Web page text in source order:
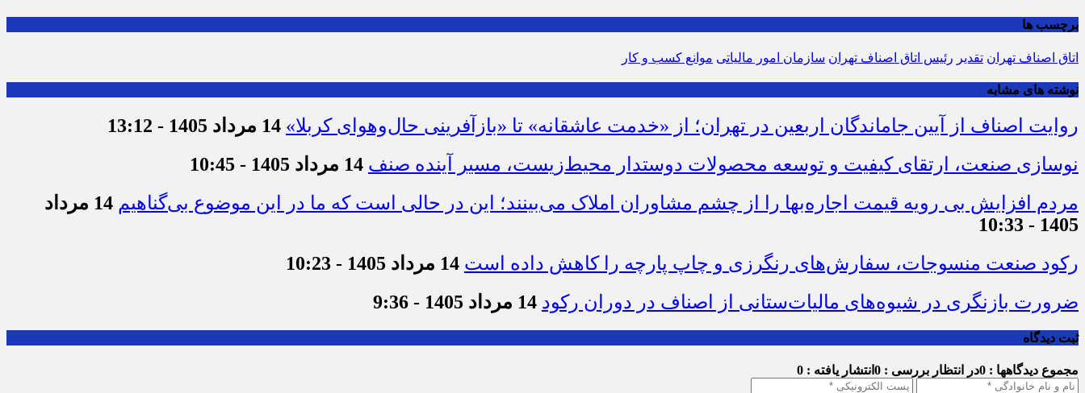
برچسب ها
اتاق اصناف تهران تقدیر رئیس اتاق اصناف تهران سازمان امور مالیاتی موانع کسب و کار
نوشته های مشابه
روایت اصناف از آیین جاماندگان اربعین در تهران؛ از «خدمت عاشقانه» تا «بازآفرینی حال‌وهوای کربلا» 14 مرداد 1405 - 13:12
نوسازی صنعت، ارتقای کیفیت و توسعه محصولات دوستدار محیط‌زیست، مسیر آینده صنف 14 مرداد 1405 - 10:45
مردم افزایش بی رویه قیمت اجاره‌بها را از چشم مشاوران املاک می‌بینند؛ این در حالی است که ما در این موضوع بی‌گناهیم
14 مرداد
1405 - 10:33
رکود صنعت منسوجات، سفارش‌های رنگرزی و چاپ پارچه را کاهش داده است 14 مرداد 1405 - 10:23
ضرورت بازنگری در شیوه‌های مالیات‌ستانی از اصناف در دوران رکود 14 مرداد 1405 - 9:36
ثبت دیدگاه
مجموع دیدگاهها : 0 در انتظار بررسی : 0 انتشار یافته : 0